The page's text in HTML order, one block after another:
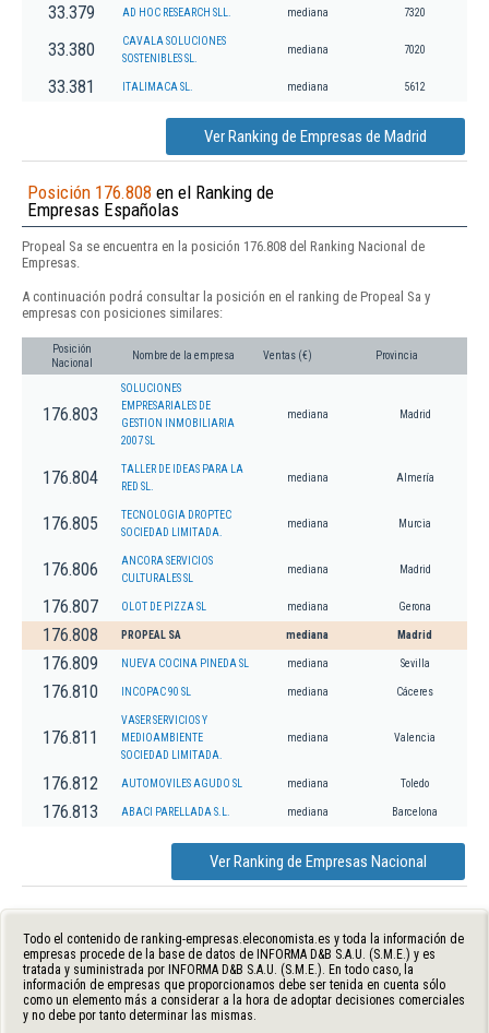
33.379 AD HOC RESEARCH SLL. mediana 7320
33.380
CAVALA SOLUCIONES
SOSTENIBLES SL.
mediana 7020
33.381 ITALIMACA SL. mediana 5612
Ver Ranking de Empresas de Madrid
Posición 176.808 en el Ranking de
Empresas Españolas
Propeal Sa se encuentra en la posición 176.808 del Ranking Nacional de
Empresas.
A continuación podrá consultar la posición en el ranking de Propeal Sa y
empresas con posiciones similares:
Posición
Nacional
Nombre de la empresa Ventas (€) Provincia
176.803
SOLUCIONES
EMPRESARIALES DE
GESTION INMOBILIARIA
2007 SL
mediana Madrid
176.804
TALLER DE IDEAS PARA LA
RED SL.
mediana Almería
176.805
TECNOLOGIA DROPTEC
SOCIEDAD LIMITADA.
mediana Murcia
176.806
ANCORA SERVICIOS
CULTURALES SL
mediana Madrid
176.807 OLOT DE PIZZA SL mediana Gerona
176.808 PROPEAL SA mediana Madrid
176.809 NUEVA COCINA PINEDA SL mediana Sevilla
176.810 INCOPAC 90 SL mediana Cáceres
176.811
VASER SERVICIOS Y
MEDIOAMBIENTE
SOCIEDAD LIMITADA.
mediana Valencia
176.812 AUTOMOVILES AGUDO SL mediana Toledo
176.813 ABACI PARELLADA S.L. mediana Barcelona
Ver Ranking de Empresas Nacional
Todo el contenido de ranking-empresas.eleconomista.es y toda la información de
empresas procede de la base de datos de INFORMA D&B S.A.U. (S.M.E.) y es
tratada y suministrada por INFORMA D&B S.A.U. (S.M.E.). En todo caso, la
información de empresas que proporcionamos debe ser tenida en cuenta sólo
como un elemento más a considerar a la hora de adoptar decisiones comerciales
y no debe por tanto determinar las mismas.